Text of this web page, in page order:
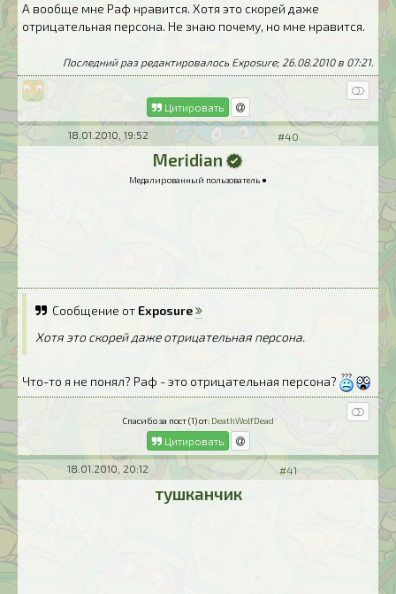
А вообще мне Раф нравится. Хотя это скорей даже
отрицательная персона. Не знаю почему, но мне нравится.
Последний раз редактировалось Exposure; 26.08.2010 в 07:21.
Цитировать
18.01.2010, 19:52 #40
Meridian
Медалированный пользователь ●
Сообщение от Exposure
Хотя это скорей даже отрицательная персона.
Что-то я не понял? Раф - это отрицательная персона?
Спасибо за пост (1) от: DeathWolfDead
Цитировать
18.01.2010, 20:12 #41
тушканчик